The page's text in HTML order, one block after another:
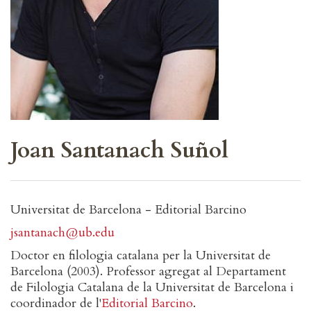
Joan Santanach Suñol
Universitat de Barcelona - Editorial Barcino
jsantanach@ub.edu
Doctor en filologia catalana per la Universitat de
Barcelona (2003). Professor agregat al Departament
de Filologia Catalana de la Universitat de Barcelona i
coordinador de l'Editorial Barcino.